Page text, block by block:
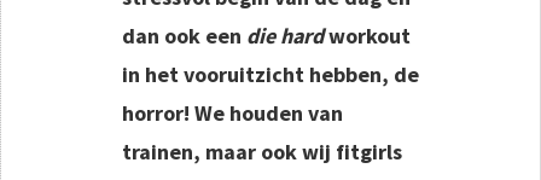
dan ook een die hardworkout
in het vooruitzicht hebben, de
horror! We houden van
trainen, maar ook wij fitgirls